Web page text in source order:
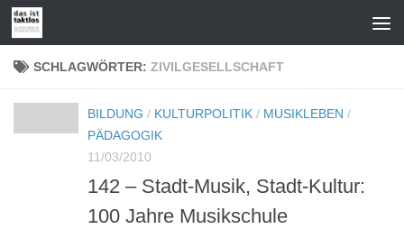
Zum Inhalt springen
SCHLAGWÖRTER: ZIVILGESELLSCHAFT
BILDUNG / KULTURPOLITIK / MUSIKLEBEN /
PÄDAGOGIK
11/03/2010
142 – Stadt-Musik, Stadt-Kultur:
100 Jahre Musikschule